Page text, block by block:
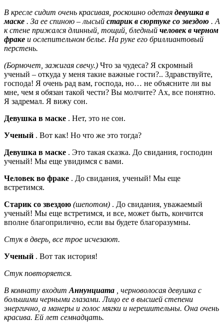
В кресле сидит очень красивая, роскошно одетая девушка в
маске . За ее спиною – лысый старик в сюртуке со звездою . А
к стене прижался длинный, тощий, бледный человек в черном
фраке и ослепительном белье. На руке его бриллиантовый
перстень.
(Бормочет, зажигая свечу.) Что за чудеса? Я скромный
ученый – откуда у меня такие важные гости?.. Здравствуйте,
господа! Я очень рад вам, господа, но… не объясните ли вы
мне, чем я обязан такой чести? Вы молчите? Ах, все понятно.
Я задремал. Я вижу сон.
Девушка в маске . Нет, это не сон.
Ученый . Вот как! Но что же это тогда?
Девушка в маске . Это такая сказка. До свидания, господин
ученый! Мы еще увидимся с вами.
Человек во фраке . До свидания, ученый! Мы еще
встретимся.
Старик со звездою (шепотом) . До свидания, уважаемый
ученый! Мы еще встретимся, и все, может быть, кончится
вполне благоприлично, если вы будете благоразумны.
Стук в дверь, все трое исчезают.
Ученый . Вот так история!
Стук повторяется.
В комнату входит Аннунциата
, черноволосая девушка с
большими черными глазами. Лицо ее в высшей степени
энергично, а манеры и голос мягки и нерешительны. Она очень
красива. Ей лет семнадцать.